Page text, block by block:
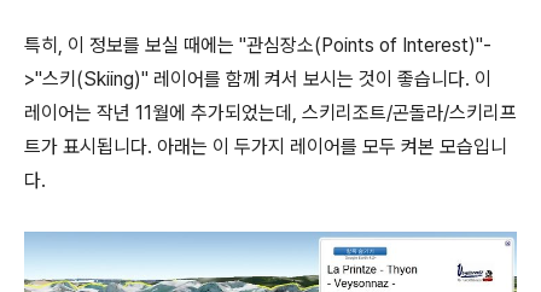
특히, 이 정보를 보실 때에는 "관심장소(Points of Interest)"-
>"스키(Skiing)" 레이어를 함께 켜서 보시는 것이 좋습니다. 이
레이어는 작년 11월에 추가되었는데, 스키리조트/곤돌라/스키리프
트가 표시됩니다. 아래는 이 두가지 레이어를 모두 켜본 모습입니
다.